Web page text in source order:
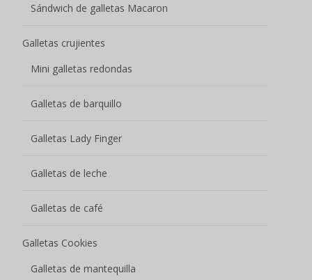
Sándwich de galletas Macaron
Galletas crujientes
Mini galletas redondas
Galletas de barquillo
Galletas Lady Finger
Galletas de leche
Galletas de café
Galletas Cookies
Galletas de mantequilla